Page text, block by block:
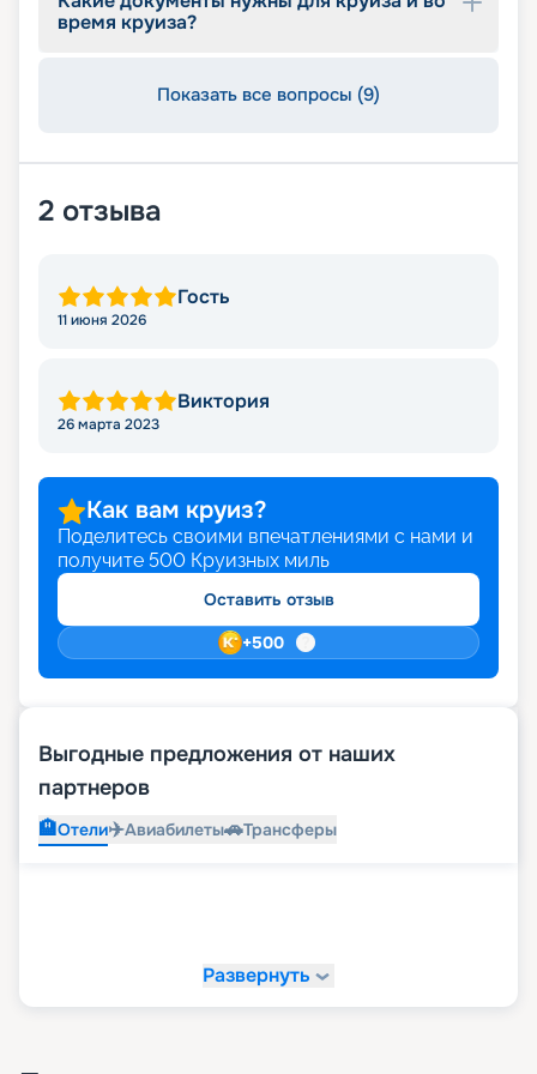
протяжении круиза. Бронируйте путевки и
отправляйтесь в сказочное путешествие на
время круиза?
Показать все вопросы (9)
2 отзыва
Гость
11 июня 2026
Виктория
26 марта 2023
Как вам круиз?
Поделитесь своими впечатлениями с нами и
получите 500 Круизных миль
Оставить отзыв
+500
Выгодные предложения от наших
партнеров
🏨Отели✈️Авиабилеты🚗Трансферы
Развернуть